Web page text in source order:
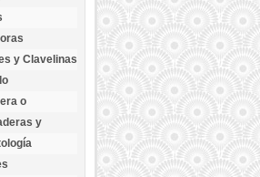
y Clavelinas
o
y